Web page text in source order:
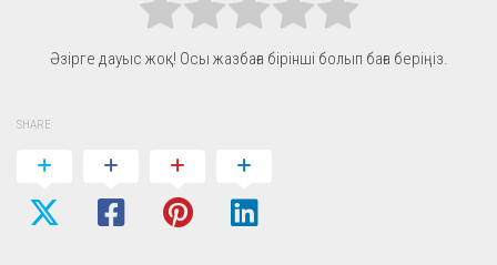
Әзірге дауыс жоқ! Осы жазбаға бірінші болып баға беріңіз.
SHARE